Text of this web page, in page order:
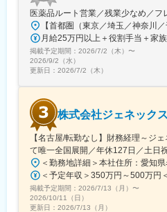
の開発に積極的です。
・製品の提供だけでなく、導入
も充実しており、顧客満足度が
■竹虎グループについて
「医療・福祉・健康分野の開発
その実現をめざし、「新製品の
大」といった、未来に向けた具
ます。
変更の範囲：会社の定める業務
医薬品ルート営業／残業少なめ／フ
掲載予定期間： 2026/7/2（木） 〜
2026/9/2（水）
更新日： 2026/7/2（木）
株式会社ジェネックス
【名古屋/転勤なし】財務経理～ジ
て唯一全国展開／年休127日／土日
掲載予定期間： 2026/7/13（月） 〜
2026/10/11（日）
更新日： 2026/7/13（月）